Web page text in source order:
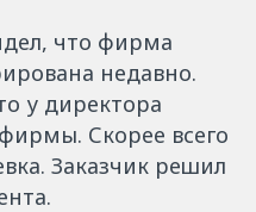
что фирма
недавно.
у директора
Скорее всего
Заказчик решил